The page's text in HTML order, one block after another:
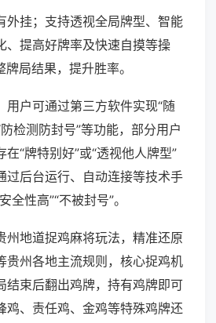
外挂；支持透视全局牌型、智能
、提高好牌率及快速自摸等操
局结果，提升胜率。
用户可通过第三方软件实现“随
防检测防封号”等功能，部分用户
“牌特别好”或“透视他人牌型”
过后台运行、自动连接等技术手
全性高”“不被封号”。
州地道捉鸡麻将玩法，精准还原
贵州各地主流规则，核心捉鸡机
结束后翻出鸡牌，持有鸡牌即可
鸡、责任鸡、金鸡等特殊鸡牌还